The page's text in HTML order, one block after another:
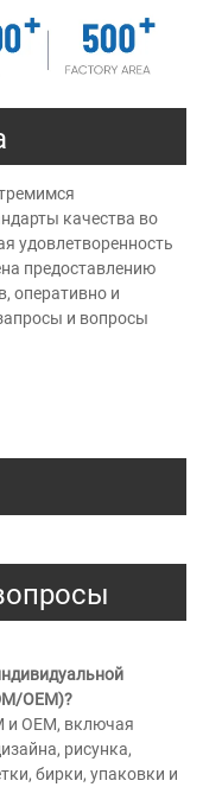
качества во
удовлетворенность
предоставлению
оперативно и
и вопросы
OEM)?
и OEM, включая
рисунка,
бирки, упаковки и